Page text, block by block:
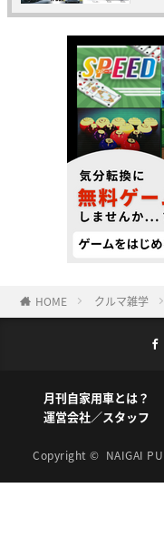
HOME クルマ雑学
月刊自家用車とは？
運営会社／スタッフ
Copyright © NAIGAI